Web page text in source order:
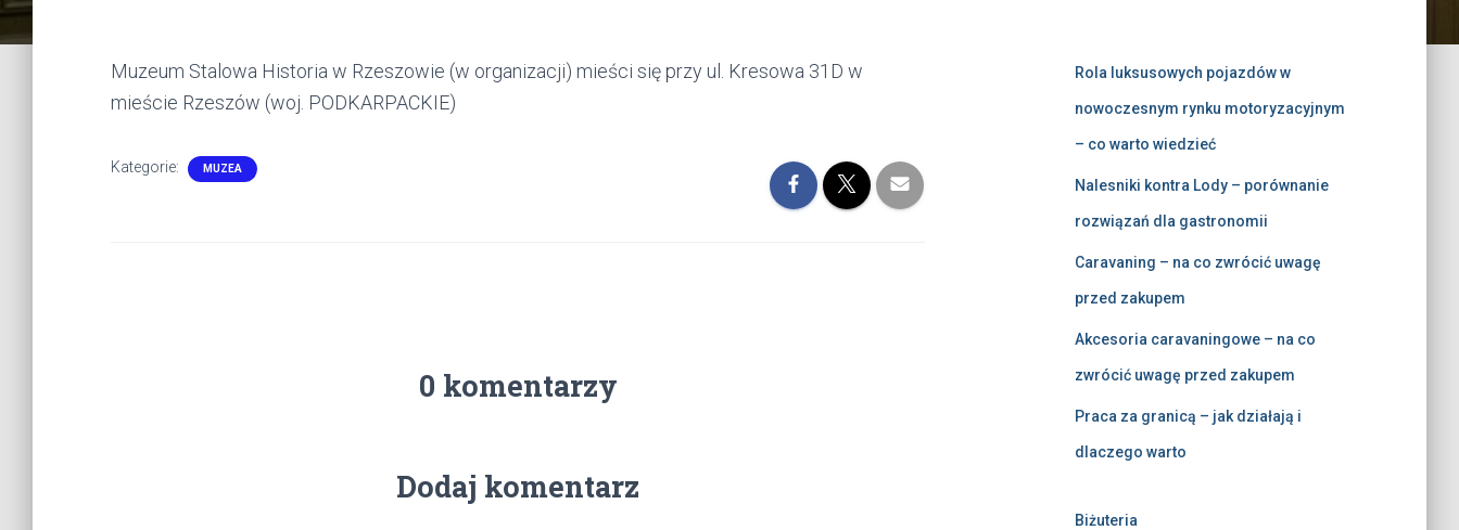
Muzeum Stalowa Historia w Rzeszowie (w organizacji) mieści się przy ul. Kresowa 31D w
mieście Rzeszów (woj. PODKARPACKIE)
Kategorie: MUZEA
0 komentarzy
Dodaj komentarz
Rola luksusowych pojazdów w
nowoczesnym rynku motoryzacyjnym
– co warto wiedzieć
Nalesniki kontra Lody – porównanie
rozwiązań dla gastronomii
Caravaning – na co zwrócić uwagę
przed zakupem
Akcesoria caravaningowe – na co
zwrócić uwagę przed zakupem
Praca za granicą – jak działają i
dlaczego warto
Biżuteria